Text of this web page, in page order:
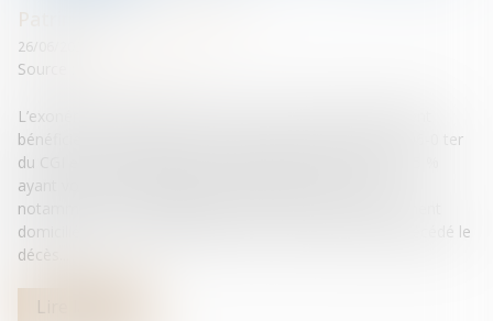
Patrimoine et succession
26/06/2026
Source :
L’exonération totale de droits de succession dont peuvent
bénéficier certains frères et sœurs portée par l’article 796-0 ter
du CGI est très attractive eu égard au taux de 35 % et 45 %
ayant vocation à s’appliquer. Son bénéfice nécessite
notamment que le collatéral survivant ait été constamment
domicilié avec le défunt durant les cinq années ayant précédé le
décès...
Lire la suite